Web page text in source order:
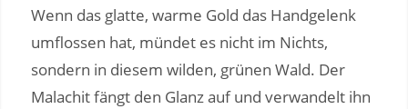
Wenn das glatte, warme Gold das Handgelenk
umflossen hat, mündet es nicht im Nichts,
sondern in diesem wilden, grünen Wald. Der
Malachit fängt den Glanz auf und verwandelt ihn